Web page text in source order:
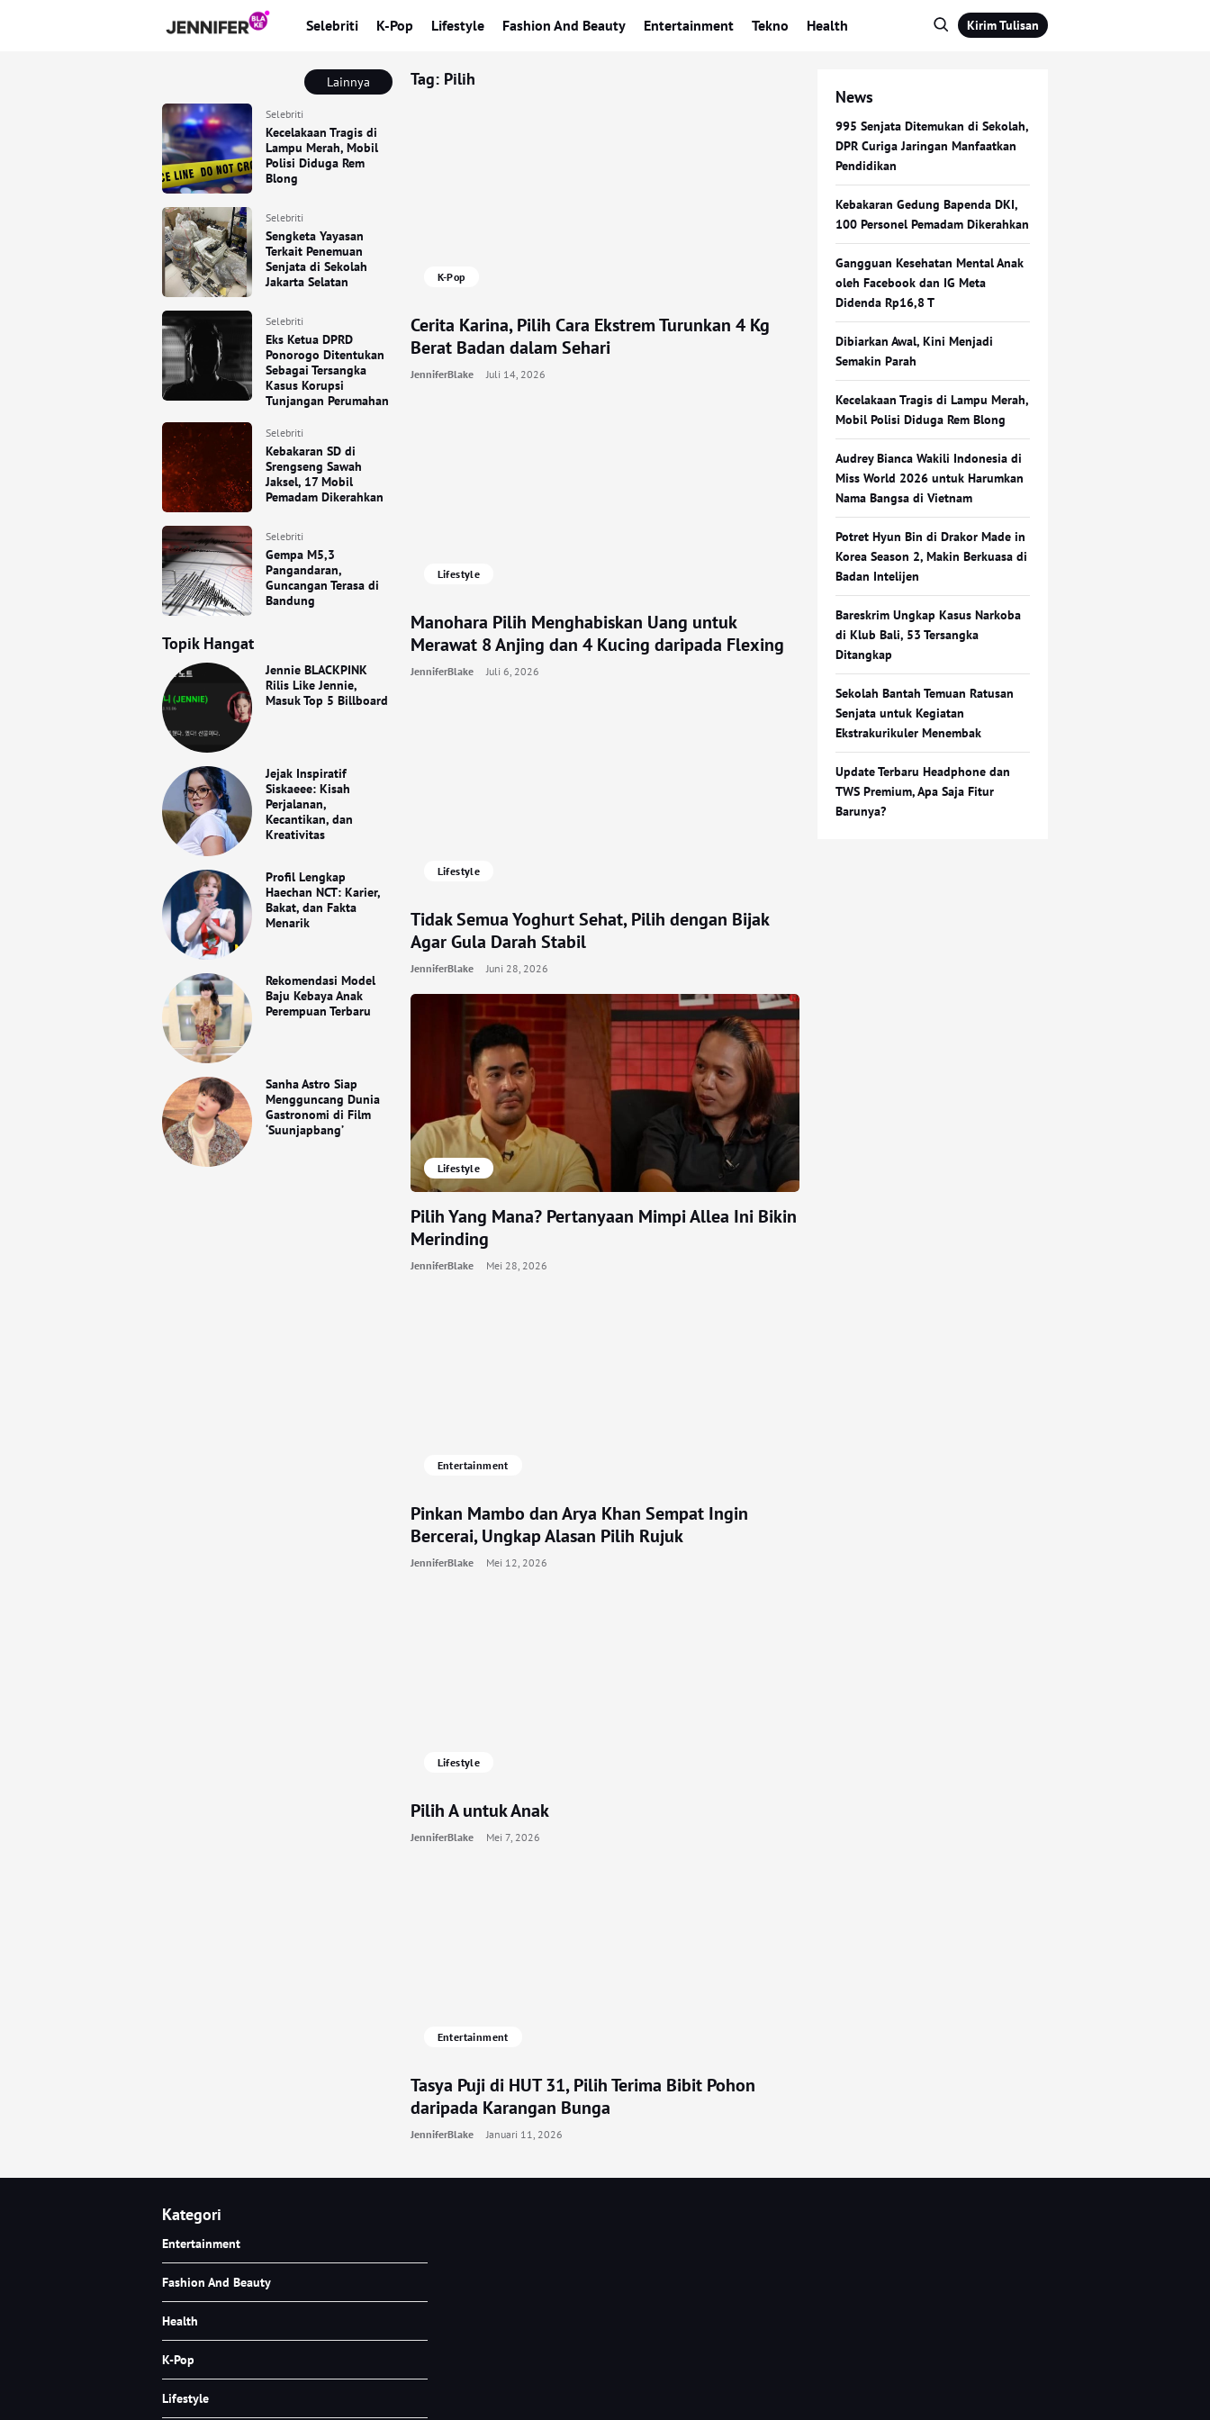
Selebriti K-Pop Lifestyle Fashion And Beauty Entertainment Tekno Health Kirim Tulisan
Lainnya
Selebriti
Kecelakaan Tragis di
Lampu Merah, Mobil
Polisi Diduga Rem
Blong
Selebriti
Sengketa Yayasan
Terkait Penemuan
Senjata di Sekolah
Jakarta Selatan
Selebriti
Eks Ketua DPRD
Ponorogo Ditentukan
Sebagai Tersangka
Kasus Korupsi
Tunjangan Perumahan
Selebriti
Kebakaran SD di
Srengseng Sawah
Jaksel, 17 Mobil
Pemadam Dikerahkan
Selebriti
Gempa M5,3
Pangandaran,
Guncangan Terasa di
Bandung
Topik Hangat
Jennie BLACKPINK
Rilis Like Jennie,
Masuk Top 5 Billboard
Jejak Inspiratif
Siskaeee: Kisah
Perjalanan,
Kecantikan, dan
Kreativitas
Profil Lengkap
Haechan NCT: Karier,
Bakat, dan Fakta
Menarik
Rekomendasi Model
Baju Kebaya Anak
Perempuan Terbaru
Sanha Astro Siap
Mengguncang Dunia
Gastronomi di Film
‘Suunjapbang’
Tag: Pilih
K-Pop
Cerita Karina, Pilih Cara Ekstrem Turunkan 4 Kg
Berat Badan dalam Sehari
JenniferBlake Juli 14, 2026
Lifestyle
Manohara Pilih Menghabiskan Uang untuk
Merawat 8 Anjing dan 4 Kucing daripada Flexing
JenniferBlake Juli 6, 2026
Lifestyle
Tidak Semua Yoghurt Sehat, Pilih dengan Bijak
Agar Gula Darah Stabil
JenniferBlake Juni 28, 2026
Lifestyle
Pilih Yang Mana? Pertanyaan Mimpi Allea Ini Bikin
Merinding
JenniferBlake Mei 28, 2026
Entertainment
Pinkan Mambo dan Arya Khan Sempat Ingin
Bercerai, Ungkap Alasan Pilih Rujuk
JenniferBlake Mei 12, 2026
Lifestyle
Pilih A untuk Anak
JenniferBlake Mei 7, 2026
Entertainment
Tasya Puji di HUT 31, Pilih Terima Bibit Pohon
daripada Karangan Bunga
JenniferBlake Januari 11, 2026
News
995 Senjata Ditemukan di Sekolah,
DPR Curiga Jaringan Manfaatkan
Pendidikan
Kebakaran Gedung Bapenda DKI,
100 Personel Pemadam Dikerahkan
Gangguan Kesehatan Mental Anak
oleh Facebook dan IG Meta
Didenda Rp16,8 T
Dibiarkan Awal, Kini Menjadi
Semakin Parah
Kecelakaan Tragis di Lampu Merah,
Mobil Polisi Diduga Rem Blong
Audrey Bianca Wakili Indonesia di
Miss World 2026 untuk Harumkan
Nama Bangsa di Vietnam
Potret Hyun Bin di Drakor Made in
Korea Season 2, Makin Berkuasa di
Badan Intelijen
Bareskrim Ungkap Kasus Narkoba
di Klub Bali, 53 Tersangka
Ditangkap
Sekolah Bantah Temuan Ratusan
Senjata untuk Kegiatan
Ekstrakurikuler Menembak
Update Terbaru Headphone dan
TWS Premium, Apa Saja Fitur
Barunya?
Kategori
Entertainment
Fashion And Beauty
Health
K-Pop
Lifestyle